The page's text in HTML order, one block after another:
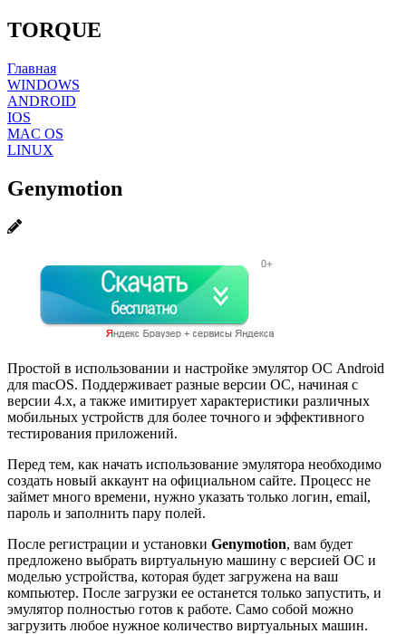
TORQUE
Главная
WINDOWS
ANDROID
IOS
MAC OS
LINUX
Genymotion
Простой в использовании и настройке эмулятор ОС Android
для macOS. Поддерживает разные версии ОС, начиная с
версии 4.х, а также имитирует характеристики различных
мобильных устройств для более точного и эффективного
тестирования приложений.
Перед тем, как начать использование эмулятора необходимо
создать новый аккаунт на официальном сайте. Процесс не
займет много времени, нужно указать только логин, email,
пароль и заполнить пару полей.
После регистрации и установки Genymotion, вам будет
предложено выбрать виртуальную машину с версией ОС и
моделью устройства, которая будет загружена на ваш
компьютер. После загрузки ее останется только запустить, и
эмулятор полностью готов к работе. Само собой можно
загрузить любое нужное количество виртуальных машин.